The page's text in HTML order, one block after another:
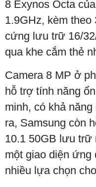
8 Exynos Octa
1.9GHz, kèm
cứng lưu trữ 16/
qua khe cắm thẻ
Camera 8 MP ở
hỗ trợ tính năng
minh, có khả
ra, Samsung còn
10.1 50GB lưu trữ
một giao diện ứng
nhiều lựa chọn